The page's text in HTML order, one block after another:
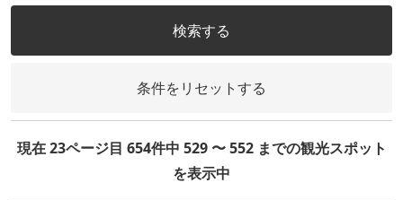
検索する
条件をリセットする
現在 23ページ目 654件中 529 〜 552 までの観光スポット
を表示中